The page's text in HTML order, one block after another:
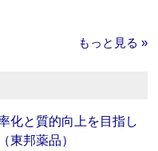
もっと見る »
化と質的向上を目指し
東邦薬品）